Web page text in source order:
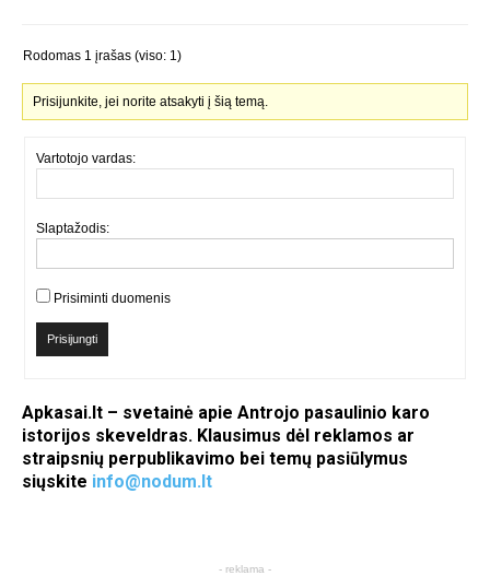
Rodomas 1 įrašas (viso: 1)
Prisijunkite, jei norite atsakyti į šią temą.
Vartotojo vardas:
Slaptažodis:
Prisiminti duomenis
Prisijungti
Apkasai.lt – svetainė apie Antrojo pasaulinio karo
istorijos skeveldras. Klausimus dėl reklamos ar
straipsnių perpublikavimo bei temų pasiūlymus
siųskite info@nodum.lt
- reklama -